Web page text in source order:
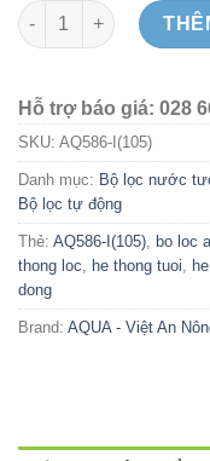
Bộ lọc đĩa tưới cây tự
Hỗ trợ báo giá: 028
SKU: AQ586-I(105)
Danh mục: Bộ lọc nước
Bộ lọc tự động
Thẻ: AQ586-I(105) bo loc
thong loc
he thong tuoi
dong
Brand: AQUA - Việt An